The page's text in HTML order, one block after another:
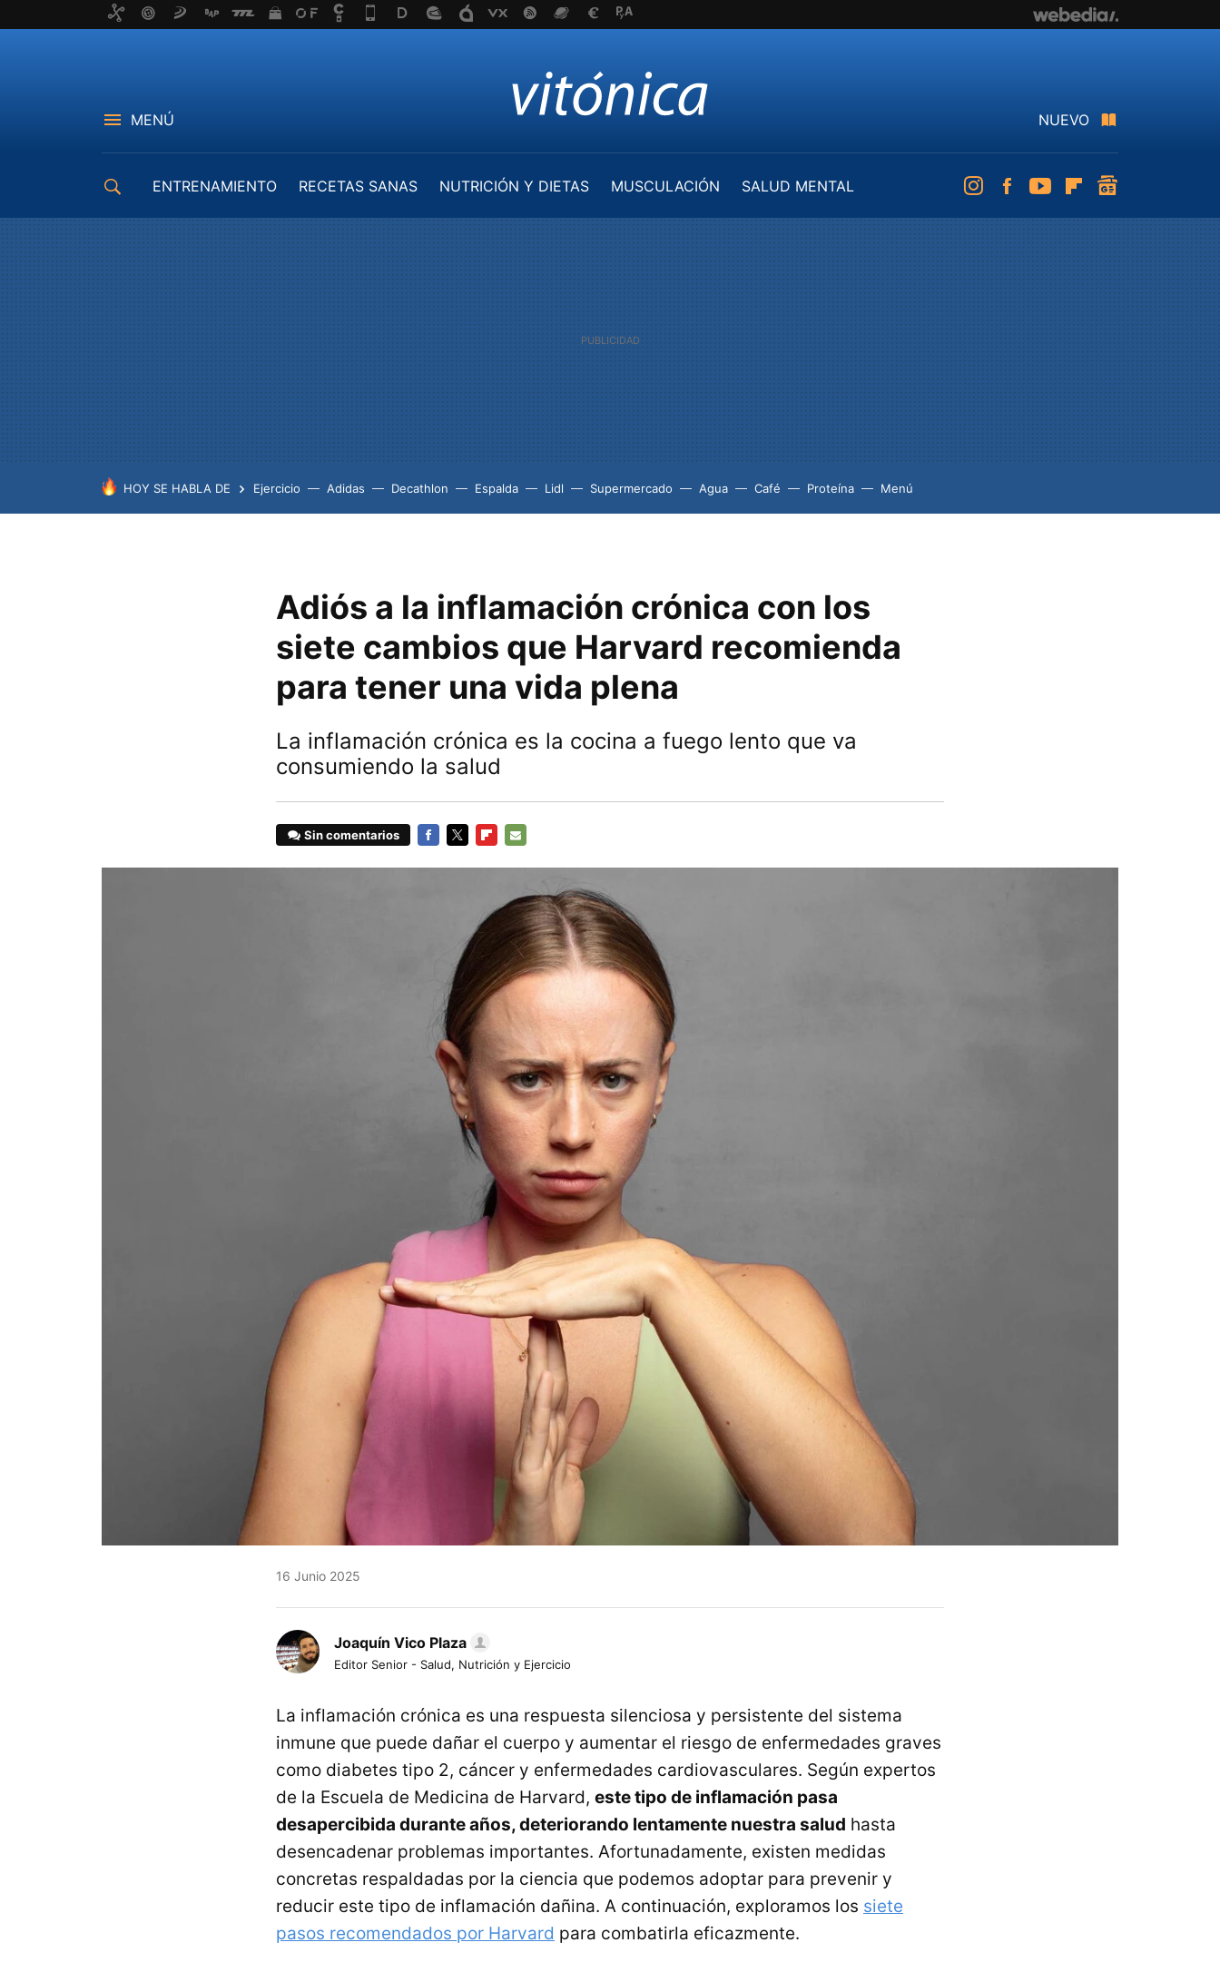
MENÚ NUEVO
ENTRENAMIENTO RECETAS SANAS NUTRICIÓN Y DIETAS MUSCULACIÓN
SALUD MENTAL
InstagramFacebookYoutubeFlipboard
HOY SE HABLA DE Ejercicio Adidas Decathlon Espalda Lidl Supermercado Agua Café Proteína Menú
Adiós a la inflamación crónica con los
siete cambios que Harvard recomienda
para tener una vida plena
La inflamación crónica es la cocina a fuego lento que va
consumiendo la salud
Sin comentarios
16 Junio 2025
Joaquín Vico Plaza
Editor Senior - Salud, Nutrición y Ejercicio
La inflamación crónica es una respuesta silenciosa y persistente del sistema
inmune que puede dañar el cuerpo y aumentar el riesgo de enfermedades graves
como diabetes tipo 2, cáncer y enfermedades cardiovasculares. Según expertos
de la Escuela de Medicina de Harvard, este tipo de inflamación pasa
desapercibida durante años, deteriorando lentamente nuestra salud hasta
desencadenar problemas importantes. Afortunadamente, existen medidas
concretas respaldadas por la ciencia que podemos adoptar para prevenir y
reducir este tipo de inflamación dañina. A continuación, exploramos los siete
pasos recomendados por Harvard para combatirla eficazmente.